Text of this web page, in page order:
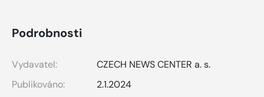
Podrobnosti
Vydavatel:
CZECH NEWS CENTER a. s.
Publikováno:
2.1.2024